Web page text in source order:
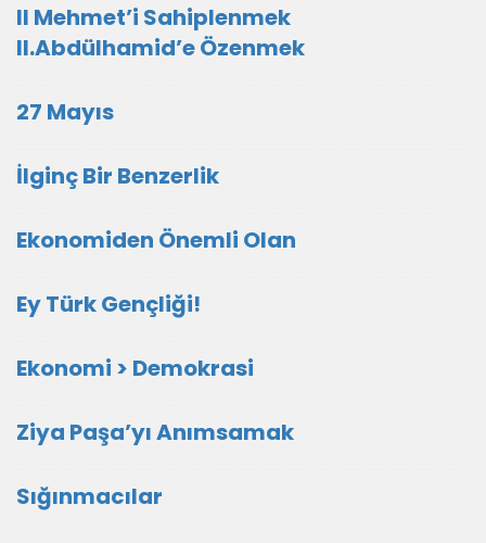
II Mehmet’i Sahiplenmek
II.Abdülhamid’e Özenmek
27 Mayıs
İlginç Bir Benzerlik
Ekonomiden Önemli Olan
Ey Türk Gençliği!
Ekonomi > Demokrasi
Ziya Paşa’yı Anımsamak
Sığınmacılar